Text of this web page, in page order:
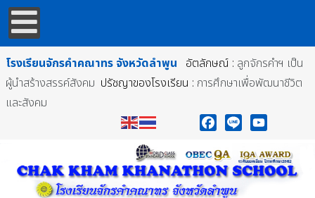
โรงเรียนจักรคำคณาทร จังหวัดลำพูน อัตลักษณ์ : ลูกจักรคำฯ เป็น
ผู้นำสร้างสรรค์สังคม ปรัชญาของโรงเรียน : การศึกษาเพื่อพัฒนาชีวิต
และสังคม